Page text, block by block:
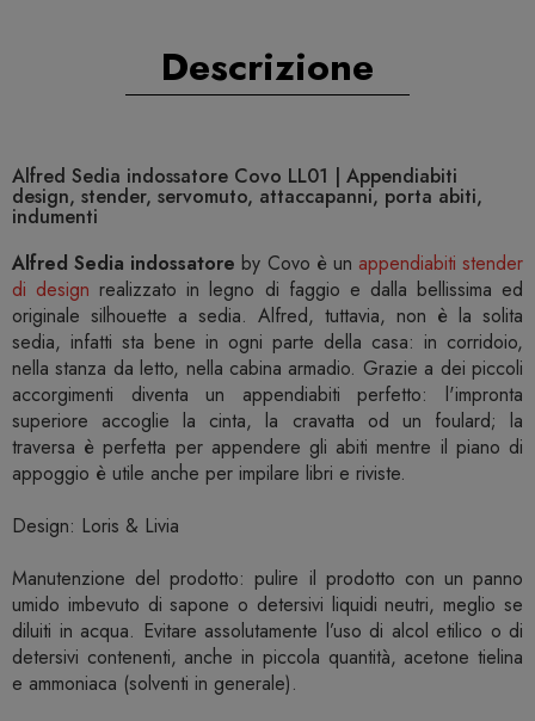
Descrizione
Alfred Sedia indossatore Covo LL01 | Appendiabiti
design, stender, servomuto, attaccapanni, porta abiti,
indumenti
Alfred Sedia indossatore by Covo è un appendiabiti stender
di design realizzato in legno di faggio e dalla bellissima ed
originale silhouette a sedia. Alfred, tuttavia, non è la solita
sedia, infatti sta bene in ogni parte della casa: in corridoio,
nella stanza da letto, nella cabina armadio. Grazie a dei piccoli
accorgimenti diventa un appendiabiti perfetto: l'impronta
superiore accoglie la cinta, la cravatta od un foulard; la
traversa è perfetta per appendere gli abiti mentre il piano di
appoggio è utile anche per impilare libri e riviste.
Design: Loris & Livia
Manutenzione del prodotto: pulire il prodotto con un panno
umido imbevuto di sapone o detersivi liquidi neutri, meglio se
diluiti in acqua. Evitare assolutamente l’uso di alcol etilico o di
detersivi contenenti, anche in piccola quantità, acetone tielina
e ammoniaca (solventi in generale).